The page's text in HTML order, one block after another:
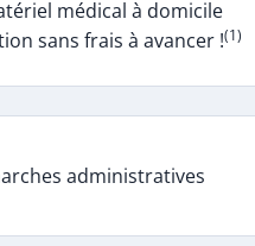
médical à domicile
sans frais à avancer !(1)
administratives